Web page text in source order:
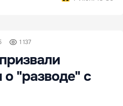
1 137
о "разводе" с